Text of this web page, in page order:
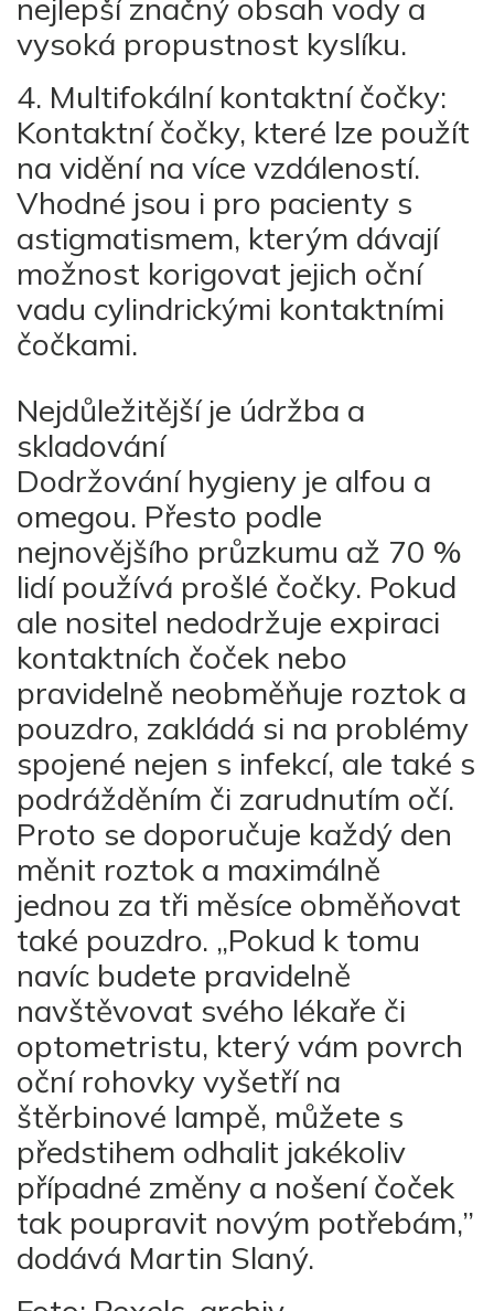
nejlepší značný obsah vody a
vysoká propustnost kyslíku.
4. Multifokální kontaktní čočky:
Kontaktní čočky, které lze použít
na vidění na více vzdáleností.
Vhodné jsou i pro pacienty s
astigmatismem, kterým dávají
možnost korigovat jejich oční
vadu cylindrickými kontaktními
čočkami.
Nejdůležitější je údržba a
skladování
Dodržování hygieny je alfou a
omegou. Přesto podle
nejnovějšího průzkumu až 70 %
lidí používá prošlé čočky. Pokud
ale nositel nedodržuje expiraci
kontaktních čoček nebo
pravidelně neobměňuje roztok a
pouzdro, zakládá si na problémy
spojené nejen s infekcí, ale také s
podrážděním či zarudnutím očí.
Proto se doporučuje každý den
měnit roztok a maximálně
jednou za tři měsíce obměňovat
také pouzdro. „Pokud k tomu
navíc budete pravidelně
navštěvovat svého lékaře či
optometristu, který vám povrch
oční rohovky vyšetří na
štěrbinové lampě, můžete s
předstihem odhalit jakékoliv
případné změny a nošení čoček
tak poupravit novým potřebám,”
dodává Martin Slaný.